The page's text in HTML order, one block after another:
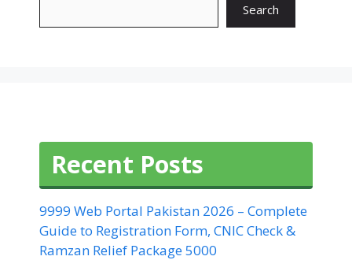
Search
Recent Posts
9999 Web Portal Pakistan 2026 – Complete
Guide to Registration Form, CNIC Check &
Ramzan Relief Package 5000